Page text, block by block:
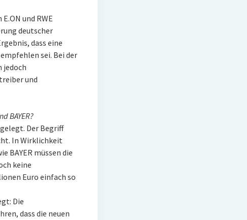
und RWE
deutscher
dass eine
sei. Bei der
jedoch
und
BAYER?
Der Begriff
In Wirklichkeit
BAYER müssen die
keine
Euro einfach so
Die
dass die neuen